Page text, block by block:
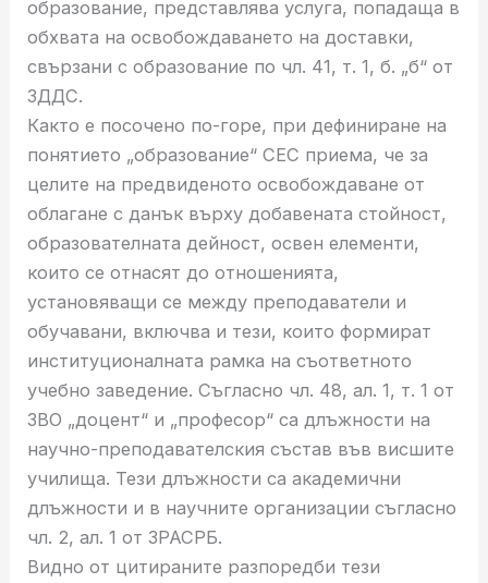
образование, представлява услуга, попадаща в
обхвата на освобождаването на доставки,
свързани с образование по чл. 41, т. 1, б. „б“ от
ЗДДС.
Както е посочено по-горе, при дефиниране на
понятието „образование“ СЕС приема, че за
целите на предвиденото освобождаване от
облагане с данък върху добавената стойност,
образователната дейност, освен елементи,
които се отнасят до отношенията,
установяващи се между преподаватели и
обучавани, включва и тези, които формират
институционалната рамка на съответното
учебно заведение. Съгласно чл. 48, ал. 1, т. 1 от
ЗВО „доцент“ и „професор“ са длъжности на
научно-преподавателския състав във висшите
училища. Тези длъжности са академични
длъжности и в научните организации съгласно
чл. 2, ал. 1 от ЗРАСРБ.
Видно от цитираните разпоредби тези